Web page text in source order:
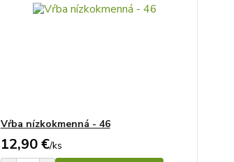
Vŕba nízkokmenná - 46
12,90 €/ks